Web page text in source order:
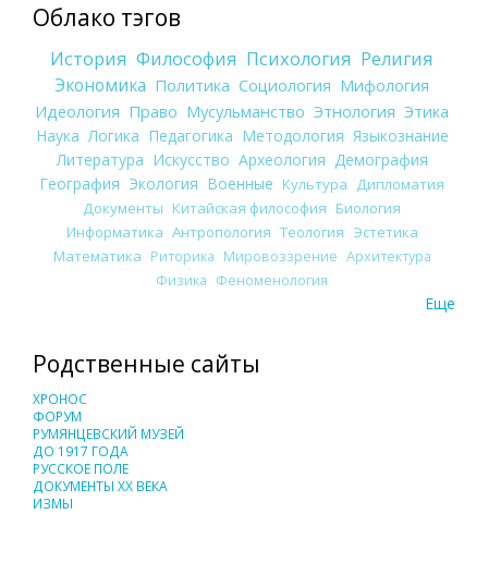
Облако тэгов
История Философия Психология Религия
Экономика Политика Социология Мифология
Идеология Право Мусульманство Этнология Этика
Наука Логика Педагогика Методология Языкознание
Литература Искусство Археология Демография
География Экология Военные Культура
Дипломатия
Документы Китайская философия Биология
Информатика Антропология Теология Эстетика
Математика Риторика Мировоззрение Архитектура
Физика Феноменология
Еще
Родственные сайты
ХРОНОС
ФОРУМ
РУМЯНЦЕВСКИЙ МУЗЕЙ
ДО 1917 ГОДА
РУССКОЕ ПОЛЕ
ДОКУМЕНТЫ XX ВЕКА
ИЗМЫ